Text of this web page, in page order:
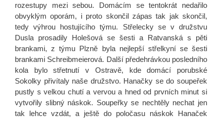
rozestupy mezi sebou. Domácím se tentokrát nedařilo
obvyklým oporám, i proto skončil zápas tak jak skončil,
tedy výhrou hostujícího týmu. Střelecky se v družstvu
Dusla prosadily Holešová se šesti a Ratvanská s pěti
brankami, z týmu Plzně byla nejlepší střelkyní se šesti
brankami Schreibmeierová. Další předehrávkou posledního
kola bylo střetnutí v Ostravě, kde domácí porubské
Sokolky přivítaly naše družstvo. Hanačky se do soupeřek
pustly s velkou chutí a vervou a hned od prvních minut si
vytvořily slibný náskok. Soupeřky se nechtěly nechat jen
tak lehce vzdát, a ještě do poločasu náskok Hanaček